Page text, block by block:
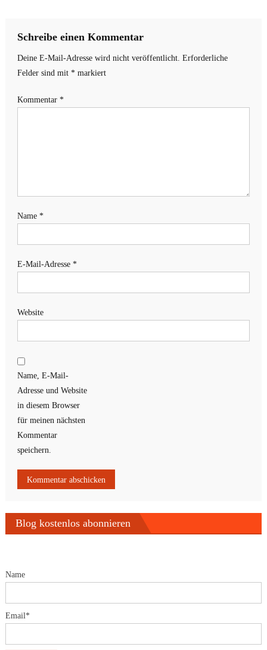
Schreibe einen Kommentar
Deine E-Mail-Adresse wird nicht veröffentlicht. Erforderliche
Felder sind mit *markiert
Kommentar *
Name *
E-Mail-Adresse *
Website
Name, E-Mail-
Adresse und Website
in diesem Browser
für meinen nächsten
Kommentar
speichern.
Blog kostenlos abonnieren
Name
Email*